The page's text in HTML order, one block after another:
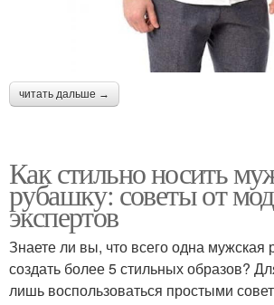
читать дальше →
Как стильно носить
рубашку: советы от
экспертов
Знаете ли вы, что всего одна
создать более 5 стильных образов?
лишь воспользоваться простыми